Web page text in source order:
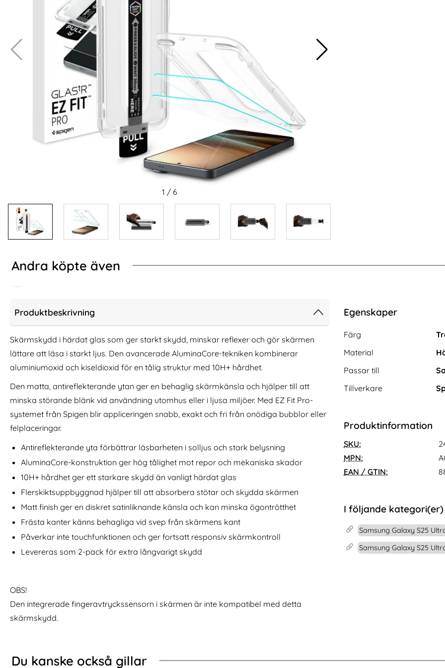
1 / 6
Andra köpte även
Unicorn Beetle Pro (Cobalt)
Supcase Galaxy S26 Ultra Skal 2-SET
MagSafe Unicorn Beetle Pro (Coral)
Art. nr 245916
rea pris
361 krtidigare pris
361 kr Köp
Galaxy S26 Ultra Skal 2-SET MagSafe Unicorn Beetle Pro (Coral)
Supcase Galaxy S26 Skal MagSafe UB
rea pris
299 kr tidigare pris
299 kr Köp
Supcase Galaxy S26 Skal MagSafe UB Grip Svart
Supcase Samsung Galaxy S26 Skal
MagSafe UB Grip Desert
tidigare pris
299 kr
Supcase Samsung Galaxy S26
Produktbeskrivning
Skärmskydd i härdat glas som ger starkt skydd, minskar reflexer och gör skärmen
lättare att läsa i starkt ljus. Den avancerade AluminaCore-tekniken kombinerar
aluminiumoxid och kiseldioxid för en tålig struktur med 10H+ hårdhet.
Den matta, antireflekterande ytan ger en behaglig skärmkänsla och hjälper till att
minska störande blänk vid användning utomhus eller i ljusa miljöer. Med EZ Fit Pro-
systemet från Spigen blir appliceringen snabb, exakt och fri från onödiga bubblor eller
felplaceringar.
Antireflekterande yta förbättrar läsbarheten i solljus och stark belysning
AluminaCore-konstruktion ger hög tålighet mot repor och mekaniska skador
10H+ hårdhet ger ett starkare skydd än vanligt härdat glas
Flerskiktsuppbyggnad hjälper till att absorbera stötar och skydda skärmen
Matt finish ger en diskret satinliknande känsla och kan minska ögontrötthet
Frästa kanter känns behagliga vid svep från skärmens kant
Påverkar inte touchfunktionen och ger fortsatt responsiv skärmkontroll
Levereras som 2-pack för extra långvarigt skydd
OBS!
Den integrerade fingeravtryckssensorn i skärmen är inte kompatibel med detta
skärmskydd.
Egenskaper
Egenskaper/attribut för
Attribut
Färg
Material
Passar till
Tillverkare
Produktinformation
SKU:
MPN:
EAN / GTIN:
I följande kategori(er)
Samsung Galaxy S25
Samsung Galaxy S25
Du kanske också gillar